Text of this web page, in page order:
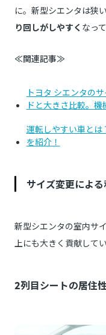
に。新型シエンタは狭
り回しがしやすく なっ
≪関連記事≫
トヨタ シエンタの
ドと大きさ比較。
運転しやすい車と
を紹介！
サイズ変更によ
新型シエンタの室内サ
上にも大きく貢献してい
2列目シートの居住